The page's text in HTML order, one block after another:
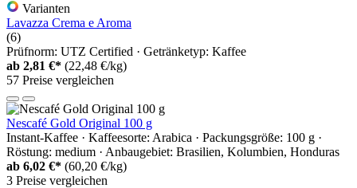
Varianten
Lavazza Crema e Aroma
(6)
Prüfnorm: UTZ Certified · Getränketyp: Kaffee
ab 2,81 €* (22,48 €/kg)
57 Preise vergleichen
Nescafé Gold Original 100 g
Instant-Kaffee · Kaffeesorte: Arabica · Packungsgröße: 100 g ·
Röstung: medium · Anbaugebiet: Brasilien, Kolumbien, Honduras
ab 6,02 €* (60,20 €/kg)
3 Preise vergleichen